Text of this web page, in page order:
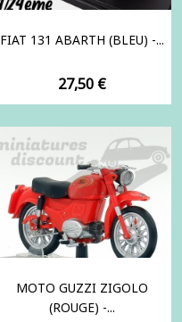
FIAT 131 ABARTH (BLEU) -...
Prix
27,50 €
MOTO GUZZI ZIGOLO
(ROUGE) -...